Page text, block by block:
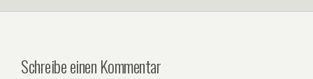
Schreibe einen Kommentar